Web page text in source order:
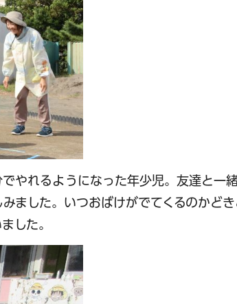
やれるようになった年少児。友達と一
ました。いつおばけがでてくるのかど
した。